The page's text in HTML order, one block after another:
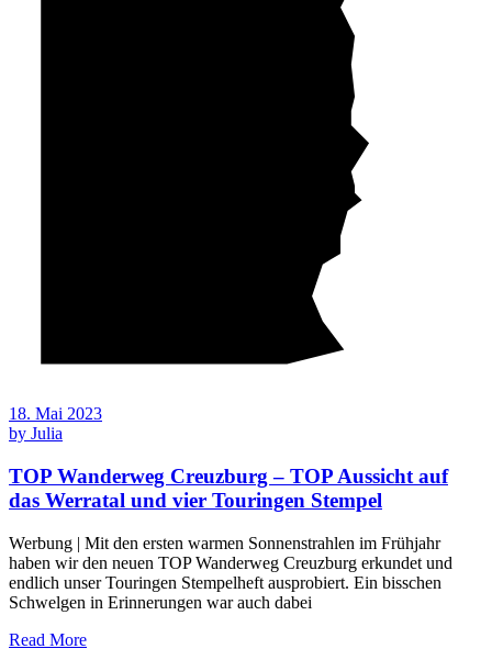
18. Mai 2023
by Julia
TOP Wanderweg Creuzburg – TOP Aussicht auf
das Werratal und vier Touringen Stempel
Werbung | Mit den ersten warmen Sonnenstrahlen im Frühjahr
haben wir den neuen TOP Wanderweg Creuzburg erkundet und
endlich unser Touringen Stempelheft ausprobiert. Ein bisschen
Schwelgen in Erinnerungen war auch dabei
Read More